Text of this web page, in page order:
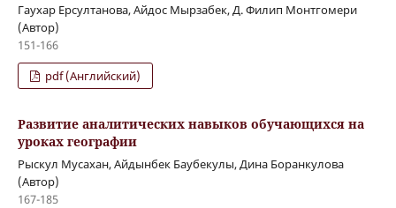
Гаухар Ерсултанова, Айдос Мырзабек, Д. Филип Монтгомери
(Автор)
151-166
pdf (Английский)
Развитие аналитических навыков обучающихся на
уроках географии
Рыскул Мусахан, Айдынбек Баубекулы, Дина Боранкулова
(Автор)
167-185